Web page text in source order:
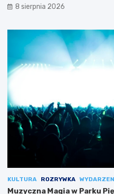
8 sierpnia 2026
KULTURA ROZRYWKA
Muzyczna Magia w Parku